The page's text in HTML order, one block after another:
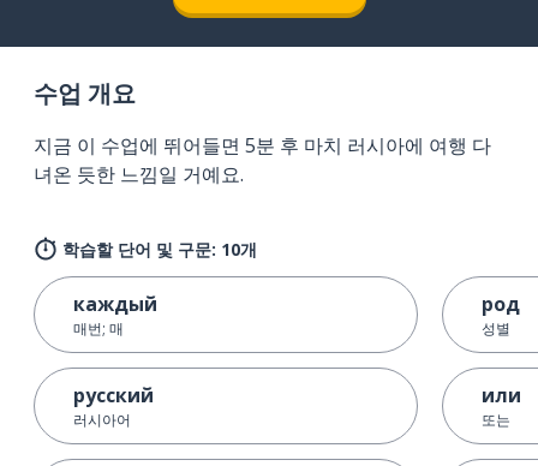
수업 개요
지금 이 수업에 뛰어들면 5분 후 마치 러시아에 여행 다
녀온 듯한 느낌일 거예요.
학습할 단어 및 구문: 10개
каждый
매번; 매
русский
러시아어
род
성별
или
또는